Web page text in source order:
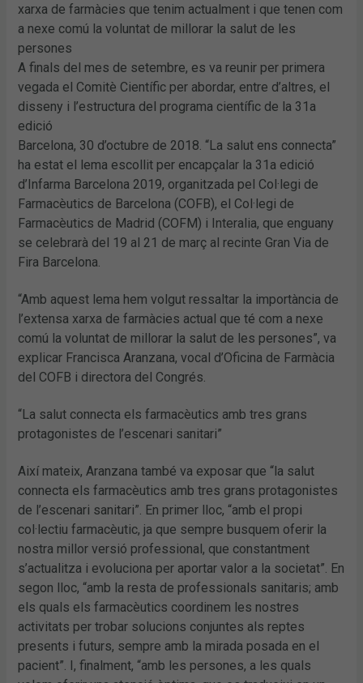
xarxa de farmàcies que tenim actualment i que tenen com
a nexe comú la voluntat de millorar la salut de les
persones
A finals del mes de setembre, es va reunir per primera
vegada el Comitè Científic per abordar, entre d’altres, el
disseny i l’estructura del programa científic de la 31a
edició
Barcelona, 30 d’octubre de 2018. “La salut ens connecta”
ha estat el lema escollit per encapçalar la 31a edició
d’Infarma Barcelona 2019, organitzada pel Col·legi de
Farmacèutics de Barcelona (COFB), el Col·legi de
Farmacèutics de Madrid (COFM) i Interalia, que enguany
se celebrarà del 19 al 21 de març al recinte Gran Via de
Fira Barcelona.
“Amb aquest lema hem volgut ressaltar la importància de
l’extensa xarxa de farmàcies actual que té com a nexe
comú la voluntat de millorar la salut de les persones”, va
explicar Francisca Aranzana, vocal d’Oficina de Farmàcia
del COFB i directora del Congrés.
“La salut connecta els farmacèutics amb tres grans
protagonistes de l’escenari sanitari”
Així mateix, Aranzana també va exposar que “la salut
connecta els farmacèutics amb tres grans protagonistes
de l’escenari sanitari”. En primer lloc, “amb el propi
col·lectiu farmacèutic, ja que sempre busquem oferir la
nostra millor versió professional, que constantment
s’actualitza i evoluciona per aportar valor a la societat”. En
segon lloc, “amb la resta de professionals sanitaris; amb
els quals els farmacèutics coordinem les nostres
activitats per trobar solucions conjuntes als reptes
presents i futurs, sempre amb la mirada posada en el
pacient”. I, finalment, “amb les persones, a les quals